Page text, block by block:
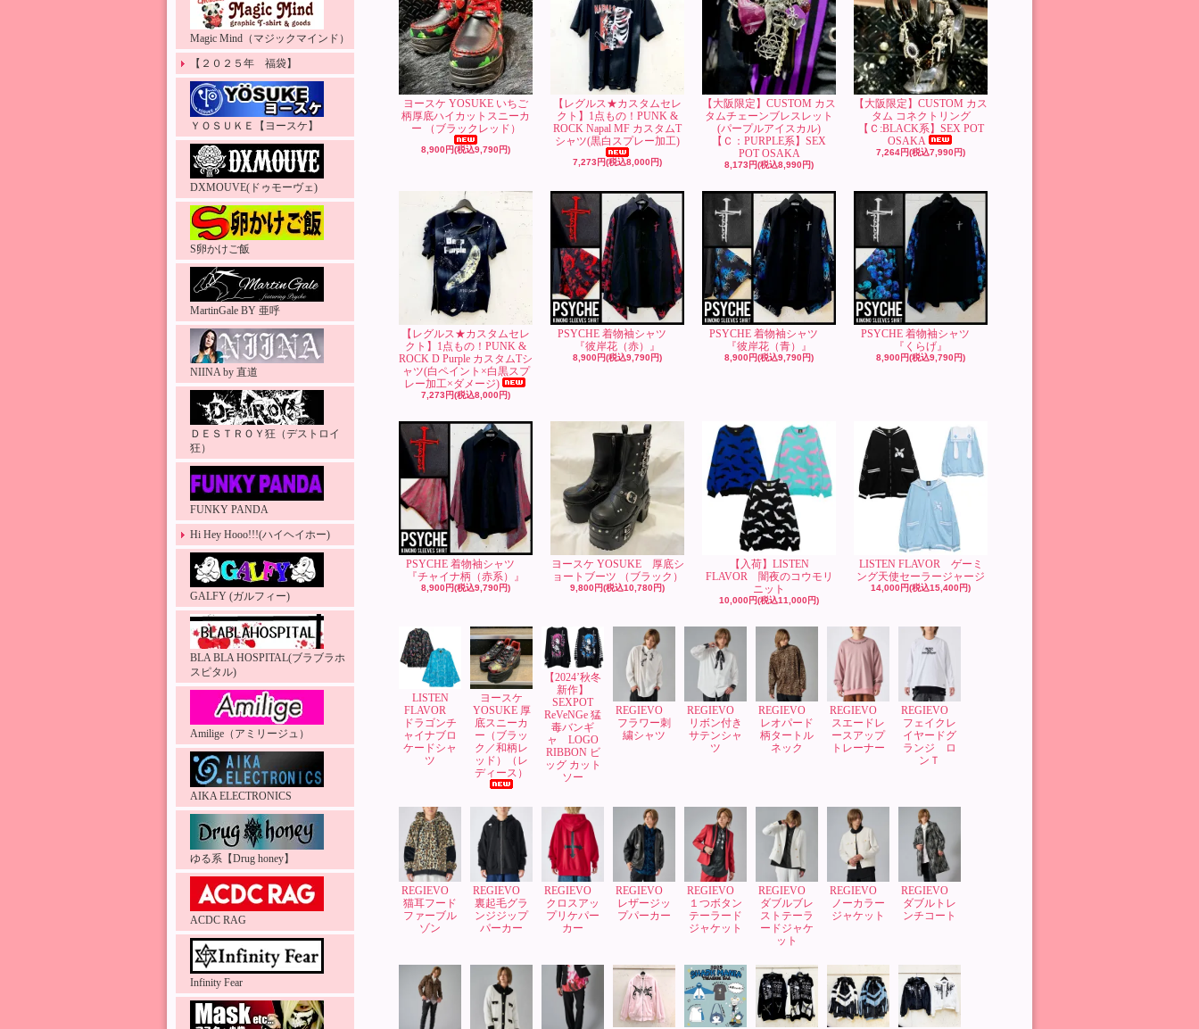
Magic Mind（マジックマインド）
【２０２５年 福袋】
ＹＯＳＵＫＥ【ヨースケ】
DXMOUVE(ドゥモーヴェ)
S卵かけご飯
MartinGale BY 亜呼
NIINA by 直道
ＤＥＳＴＲＯＹ狂（デストロイ
狂）
FUNKY PANDA
Hi Hey Hooo!!!(ハイヘイホー)
GALFY (ガルフィー)
BLA BLA HOSPITAL(ブラブラホ
スピタル)
Amilige（アミリージュ）
AIKA ELECTRONICS
ゆる系【Drug honey】
ACDC RAG
Infinity Fear
ヨースケ YOSUKE いちご
柄厚底ハイカットスニーカ
ー （ブラックレッド）
8,900円(税込9,790円)
【レグルス★カスタムセレ
クト】1点もの！PUNK &
ROCK Napal MF カスタムT
シャツ(黒白スプレー加工)
7,273円(税込8,000円)
【大阪限定】CUSTOM カス
タムチェーンブレスレット
(パープルアイスカル)
【Ｃ：PURPLE系】SEX
POT OSAKA
8,173円(税込8,990円)
【大阪限定】CUSTOM カス
タム コネクトリング
【Ｃ:BLACK系】SEX POT
OSAKA
7,264円(税込7,990円)
【レグルス★カスタムセレ
クト】1点もの！PUNK &
ROCK D Purple カスタムTシ
ャツ(白ペイント×白黒スプ
レー加工×ダメージ)
7,273円(税込8,000円)
PSYCHE 着物袖シャツ
『彼岸花（赤）』
8,900円(税込9,790円)
PSYCHE 着物袖シャツ
『彼岸花（青）』
8,900円(税込9,790円)
PSYCHE 着物袖シャツ
『くらげ』
8,900円(税込9,790円)
PSYCHE 着物袖シャツ
『チャイナ柄（赤系）』
8,900円(税込9,790円)
ヨースケ YOSUKE 厚底シ
ョートブーツ （ブラック）
9,800円(税込10,780円)
【入荷】LISTEN
FLAVOR 闇夜のコウモリ
ニット
10,000円(税込11,000円)
LISTEN FLAVOR ゲーミ
ング天使セーラージャージ
14,000円(税込15,400円)
LISTEN
FLAVOR
ドラゴンチ
ャイナブロ
ケードシャ
ツ
ヨースケ
YOSUKE 厚
底スニーカ
ー（ブラッ
ク／和柄レ
ッド）（レ
ディース）
【2024’秋冬
新作】
SEXPOT
ReVeNGe 猛
毒バンギ
ャ LOGO
RIBBON ビ
ッグ カット
ソー
REGIEVO
フラワー刺
繍シャツ
REGIEVO
リボン付き
サテンシャ
ツ
REGIEVO
レオパード
柄タートル
ネック
REGIEVO
スエードレ
ースアップ
トレーナー
REGIEVO
フェイクレ
イヤードグ
ランジ ロ
ンＴ
REGIEVO
猫耳フード
ファーブル
ゾン
REGIEVO
裏起毛グラ
ンジジップ
パーカー
REGIEVO
クロスアッ
プリケパー
カー
REGIEVO
レザージッ
プパーカー
REGIEVO
１つボタン
テーラード
ジャケット
REGIEVO
ダブルブレ
ストテーラ
ードジャケ
ット
REGIEVO
ノーカラー
ジャケット
REGIEVO
ダブルトレ
ンチコート